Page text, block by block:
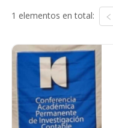
1 elementos en total: